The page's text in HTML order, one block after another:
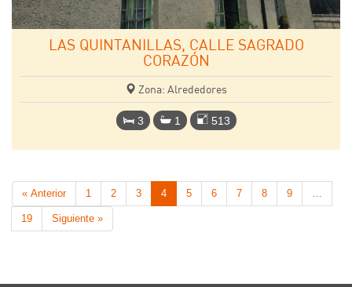
LAS QUINTANILLAS, CALLE SAGRADO
CORAZÓN
Zona: Alrededores
3 1 513
« Anterior 1 2 3 4 5 6 7 8 9
19 Siguiente »